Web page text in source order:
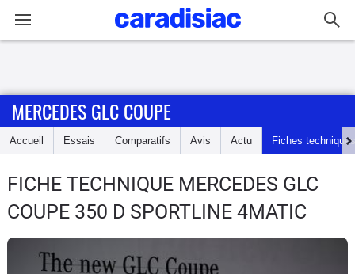
Accueil
Essais
Guide
d'achat
MERCEDES GLC COUPE
Accueil Essais Comparatifs Avis Actu Fiches techniques
FICHE TECHNIQUE MERCEDES GLC
COUPE 350 D SPORTLINE 4MATIC